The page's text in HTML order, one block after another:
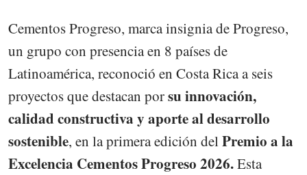
Cementos Progreso, marca insignia de Progreso,
un grupo con presencia en 8 países de
Latinoamérica, reconoció en Costa Rica a seis
proyectos que destacan porsu innovación,
calidad constructiva y aporte al desarrollo
sostenible, en la primera edición delPremio a la
Excelencia Cementos Progreso 2026.Esta